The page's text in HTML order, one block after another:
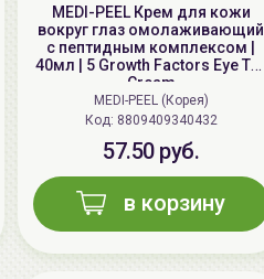
MEDI-PEEL Крем для кожи
вокруг глаз омолаживающий
с пептидным комплексом |
40мл | 5 Growth Factors Eye Tox
Cream
MEDI-PEEL (Корея)
Код: 8809409340432
57.50 руб.
в корзину